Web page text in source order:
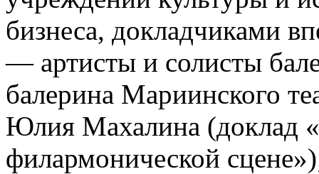
бизнеса, докладчиками
— артисты и солисты
балерина Мариинского
Юлия Махалина (доклад
филармонической